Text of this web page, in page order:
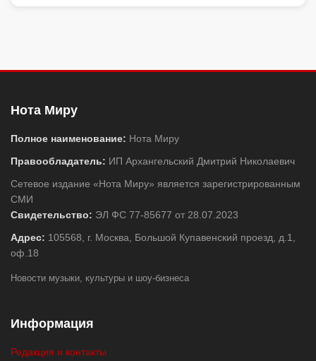
Нота Миру
Полное наименование: Нота Миру
Правообладатель: ИП Архангельский Дмитрий Николаевич
Сетевое издание «Нота Миру» является зарегистрированным
СМИ
Свидетельство: ЭЛ ФС 77-85677 от 28.07.2023
Адрес: 105568, г. Москва, Большой Купавенский проезд, д.1,
оф.18
Новости музыки, культуры и шоу-бизнеса
Информация
Редакция и контакты